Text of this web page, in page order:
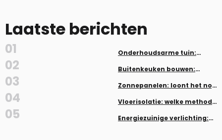
Laatste berichten
01
Onderhoudsarme tuin:
werk
02
Buitenkeuken bouwen:
03
Zonnepanelen: loont het nog
04
Vloerisolatie: welke methode
05
Energiezuinige verlichting: